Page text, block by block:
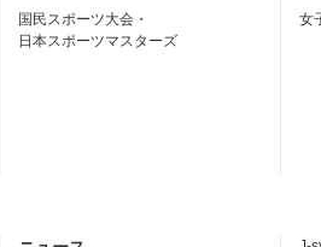
国民スポーツ大会・
日本スポーツマスターズ
女